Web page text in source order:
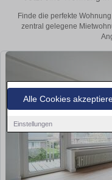
Alle Cookies
Einstellungen
Finde die perfekte
zentral gelegene